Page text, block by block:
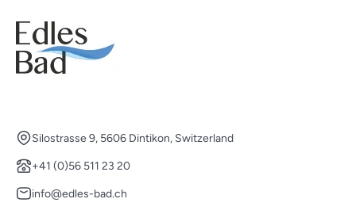
Silostrasse 9, 5606 Dintikon, Switzerland
+41 (0)56 511 23 20
info@edles-bad.ch